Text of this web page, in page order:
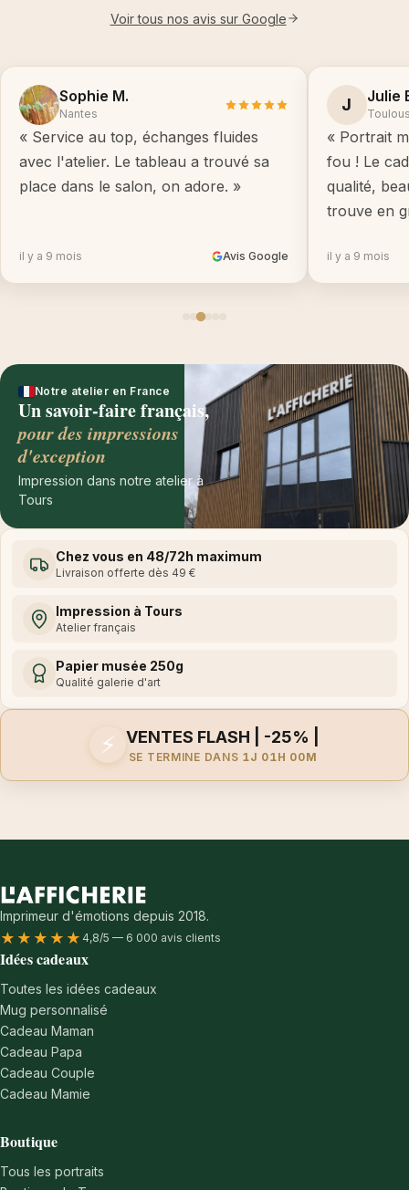
Voir tous nos avis sur Google
Sophie M.
Nantes
« Service au top, échanges fluides
avec l'atelier. Le tableau a trouvé sa
place dans le salon, on adore. »
il y a 9 mois Avis Google
J Julie
« Portrait
fou ! Le
qualité,
trouve en
il y a 9 mois
Notre atelier en France
Un savoir-faire français,
pour des impressions
d'exception
Impression dans notre atelier à
Tours
Chez vous en 48/72h maximum
Livraison offerte dès 49 €
Impression à Tours
Atelier français
Papier musée 250g
Qualité galerie d'art
⚡ VENTES FLASH | -25% |
SE TERMINE DANS 1J 01H 00M
Imprimeur d'émotions depuis 2018.
★★★★★ 4,8/5 — 6 000 avis clients
Idées cadeaux
Toutes les idées cadeaux
Mug personnalisé
Cadeau Maman
Cadeau Papa
Cadeau Couple
Cadeau Mamie
Boutique
Tous les portraits